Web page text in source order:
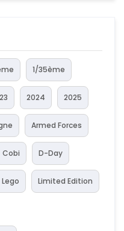
1/35ème
2024 2025
Armed Forces
Cobi D-Day
Lego Limited Edition